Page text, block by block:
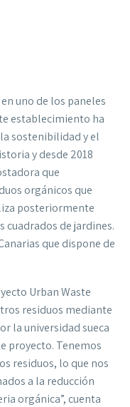
uno de los paneles
establecimiento ha
sostenibilidad y el
y desde 2018
que
orgánicos que
posteriormente
cuadrados de jardines.
que dispone de
Urban Waste
residuos mediante
la universidad sueca
proyecto. Tenemos
residuos, lo que nos
a la reducción
orgánica”, cuenta